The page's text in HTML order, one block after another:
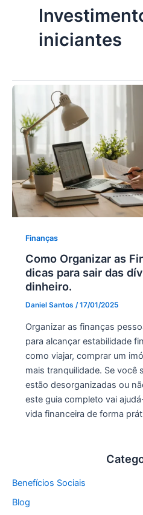
iniciantes
Finanças
Como Organizar as
dicas para sair das
dinheiro.
Daniel Santos /17/01/2025
Organizar as finanças
para alcançar estabilidade
como viajar, comprar um
mais tranquilidade. Se você
estão desorganizadas ou
este guia completo vai
vida financeira de forma
Benefícios Sociais
Blog